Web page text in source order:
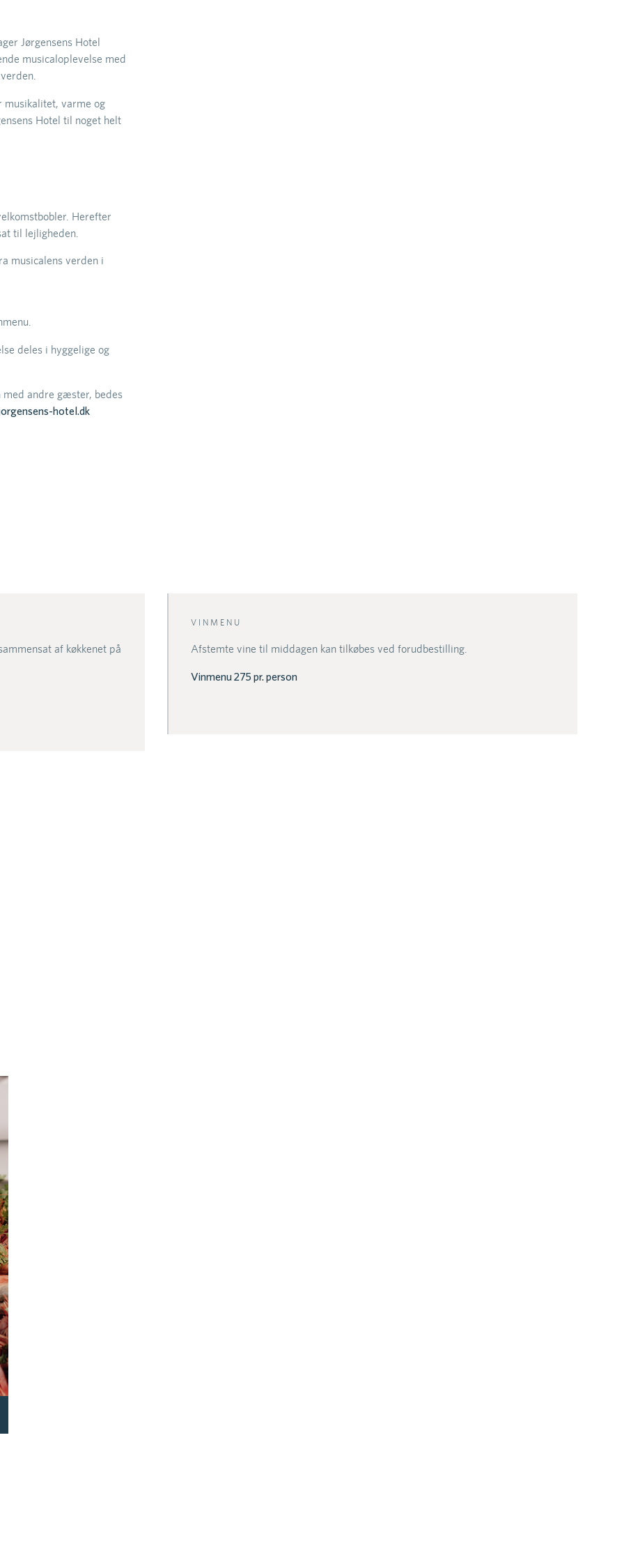
Jørgensens Hotel
musicaloplevelse med
varme og
Hotel til noget helt
Herefter
til lejligheden.
musicalens verden i
deles i hyggelige og
med andre gæster, bedes
hotel.dk
af køkkenet på
VINMENU
Afstemte vine til middagen kan tilkøbes ved forudbestilling.
Vinmenu 275 pr. person